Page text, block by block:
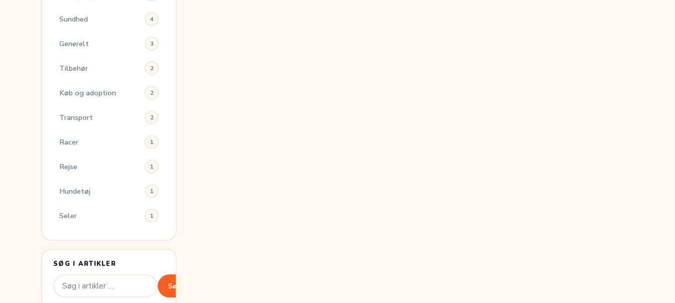
Sundhed 4
Generelt 3
Tilbehør 2
Køb og adoption 2
Transport 2
Racer 1
Rejse 1
Hundetøj 1
Seler 1
SØG I ARTIKLER
Søg
efter:
Søg